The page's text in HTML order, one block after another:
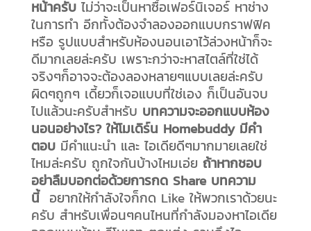
หน้าครับไม่ว่าจะเป็นหาซื้อเฟอร์นิเจอร์ หาช่าง
ในการทำ อีกทั้งต้องจำลองออกแบบกราฟฟิค
หรือ รูปแบบสำหรับห้องนอนเอาไว้ล่วงหน้าก็จะ
ดีมากเลยล่ะครับ เพราะกว่าจะหาสไตล์ที่ใช่ได้
จริงๆก็อาจจะต้องลองหลายๆแบบเลยล่ะครับ
ผิดๆถูกๆ เดี้ยวก็เจอแบบที่ใช่เอง ก็เป็นอันจบ
ไปแล้วนะครับสำหรับ บทความจะออกแบบห้อง
นอนอย่างไร? ให้โมเดิร์น Homebuddy มีคำ
ตอบ มีคำแนะนำ และ ไอเดียดีๆมากมายเลยใช่
ไหมล่ะครับ ถูกใจกันบ้างไหมเอ่ย ถ้าหากชอบ
อย่าลืมบอกต่อด้วยการกด Share บทความ
นี้อยากให้กำลังใจก็กด Like ให้พวกเราด้วยนะ
ครับ สำหรับเพื่อนๆคนไหนที่กำลังมองหาไอเดีย